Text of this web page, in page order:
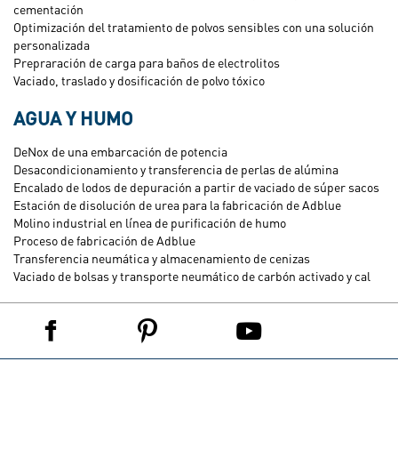
cementación
Optimización del tratamiento de polvos sensibles con una solución
personalizada
Prepraración de carga para baños de electrolitos
Vaciado, traslado y dosificación de polvo tóxico
AGUA Y HUMO
DeNox de una embarcación de potencia
Desacondicionamiento y transferencia de perlas de alúmina
Encalado de lodos de depuración a partir de vaciado de súper sacos
Estación de disolución de urea para la fabricación de Adblue
Molino industrial en línea de purificación de humo
Proceso de fabricación de Adblue
Transferencia neumática y almacenamiento de cenizas
Vaciado de bolsas y transporte neumático de carbón activado y cal
FACEBOOK PINTEREST YOUTUBE